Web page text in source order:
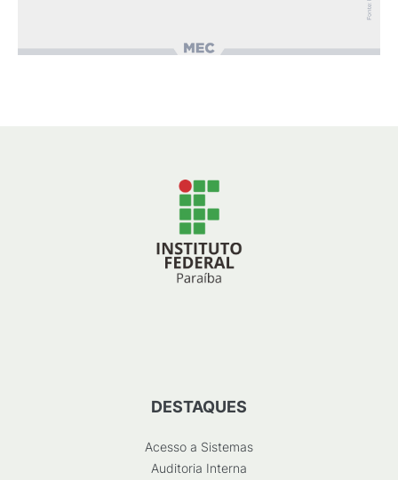
DESTAQUES
Acesso a Sistemas
Auditoria Interna